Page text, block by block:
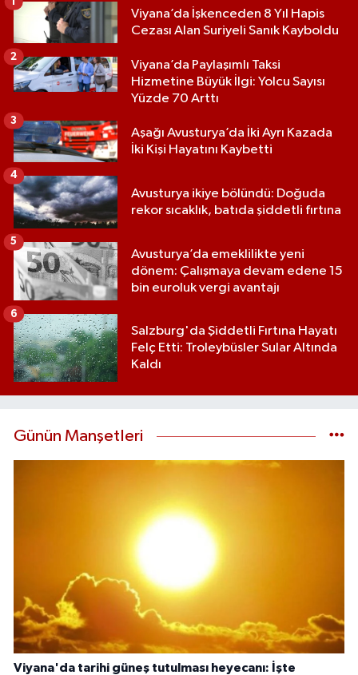
Viyana’da İşkenceden 8 Yıl Hapis
Cezası Alan Suriyeli Sanık Kayboldu
Viyana’da Paylaşımlı Taksi
Hizmetine Büyük İlgi: Yolcu Sayısı
Yüzde 70 Arttı
2
Aşağı Avusturya’da İki Ayrı Kazada
İki Kişi Hayatını Kaybetti
3
Avusturya ikiye bölündü: Doğuda
rekor sıcaklık, batıda şiddetli fırtına
4
Avusturya’da emeklilikte yeni
dönem: Çalışmaya devam edene 15
bin euroluk vergi avantajı
5
Salzburg'da Şiddetli Fırtına Hayatı
Felç Etti: Troleybüsler Sular Altında
Kaldı
6
Günün Manşetleri
Viyana'da tarihi güneş tutulması heyecanı: İşte